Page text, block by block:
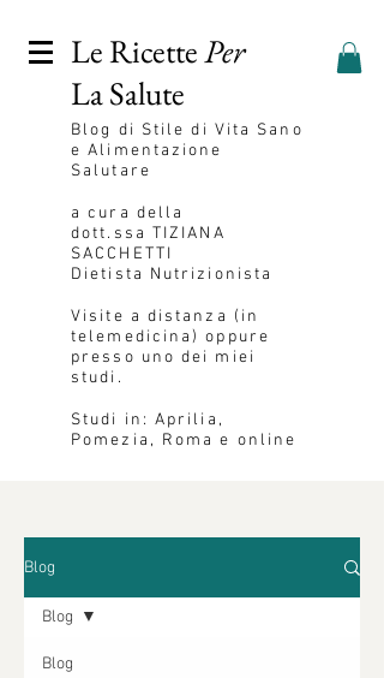
Le RicettePer
La Salute
Blog di Stile di Vita Sano
e Alimentazione
Salutare
a cura della
dott.ssa TIZIANA
SACCHETTI
Dietista Nutrizionista
Visite a distanza (in
telemedicina) oppure
presso uno dei miei
studi.
Studi in: Aprilia,
Pomezia, Roma e online
Blog
Blog
Blog